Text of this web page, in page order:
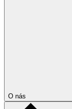
O nás